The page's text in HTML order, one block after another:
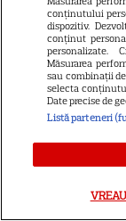
Pariază
conținutului
dispozitiv.
conținut
personalizate.
Măsurarea
sau combinații
selecta
Date precise de
Listă parteneri